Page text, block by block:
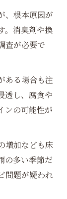
、根本原因が
。消臭剤や換
査が必要で
ある場合も注
透し、腐食や
ンの可能性が
増加なども床
の多い季節だ
問題が疑われ